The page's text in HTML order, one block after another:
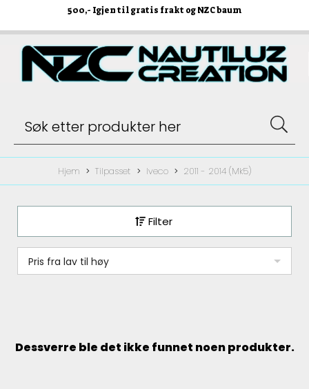
500,- Igjen til gratis frakt og NZC baum
Hjem Tilpasset Iveco 2011 - 2014 (Mk5)
Filter
Pris fra lav til høy
Dessverre ble det ikke funnet noen produkter.